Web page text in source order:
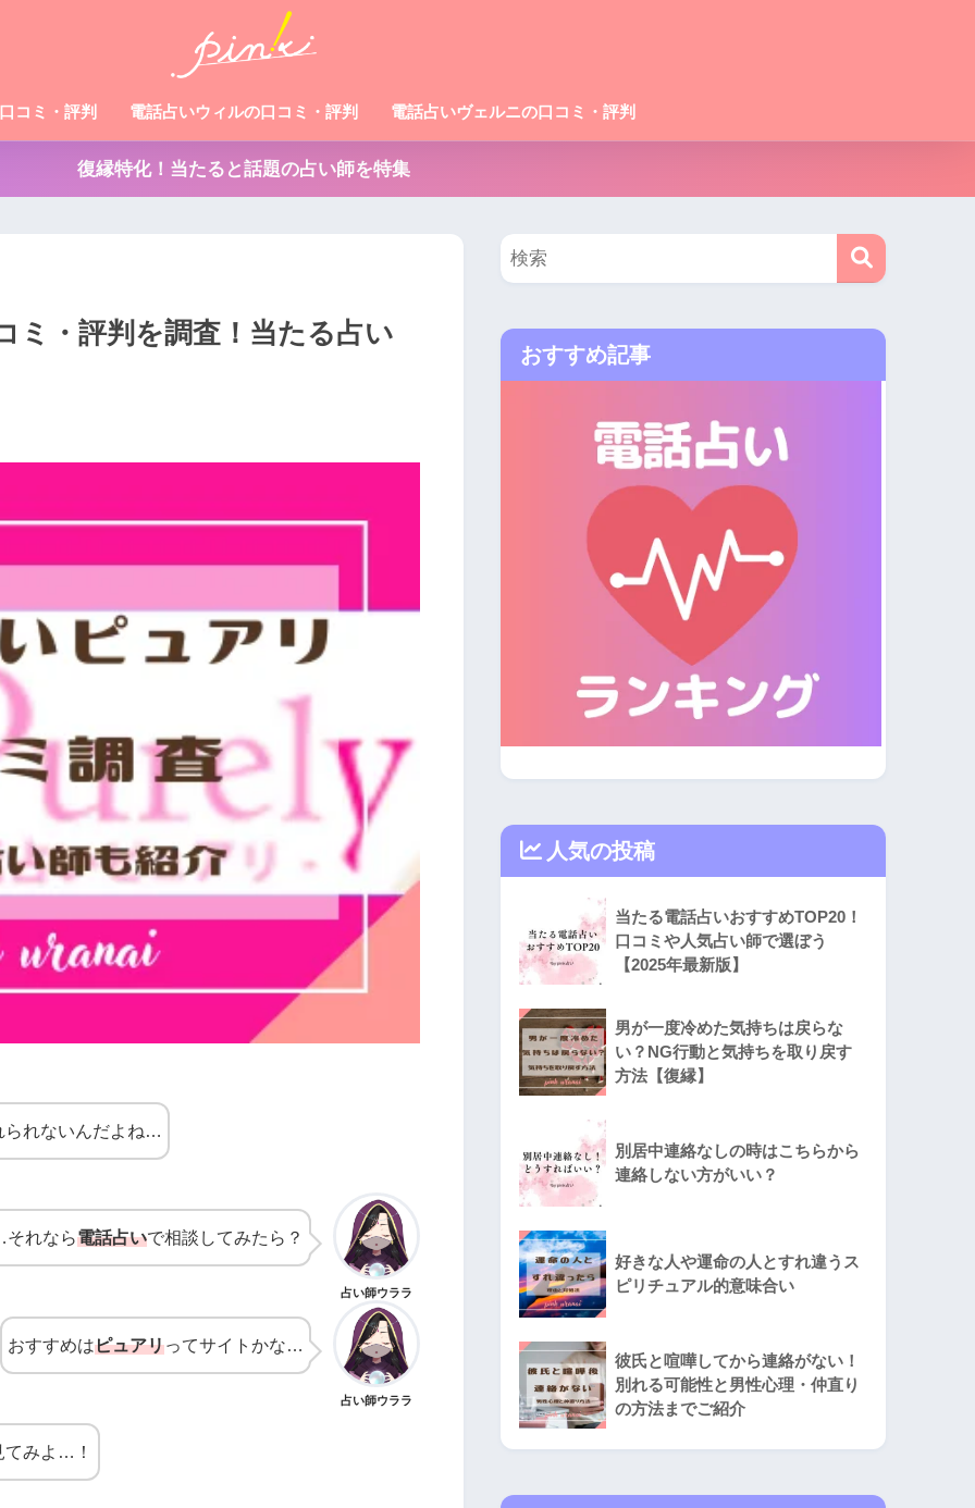
コミ・評判 電話占いウィルの口コミ・評判 電話占いヴェルニの口コミ・評判
復縁特化！当たると話題の占い師を特集
ミ・評判を調査！当たる占い
れないんだよね…
占い師ウララ
れなら電話占いで相談してみたら？
占い師ウララ
おすすめはピュアリってサイトかな…
みよ…！
おすすめ記事
人気の投稿
当たる電話占いおすすめTOP20！
口コミや人気占い師で選ぼう
【2025年最新版】
男が一度冷めた気持ちは戻らな
い？NG行動と気持ちを取り戻す
方法【復縁】
別居中連絡なしの時はこちらから
連絡しない方がいい？
好きな人や運命の人とすれ違うス
ピリチュアル的意味合い
彼氏と喧嘩してから連絡がない！
別れる可能性と男性心理・仲直り
の方法までご紹介